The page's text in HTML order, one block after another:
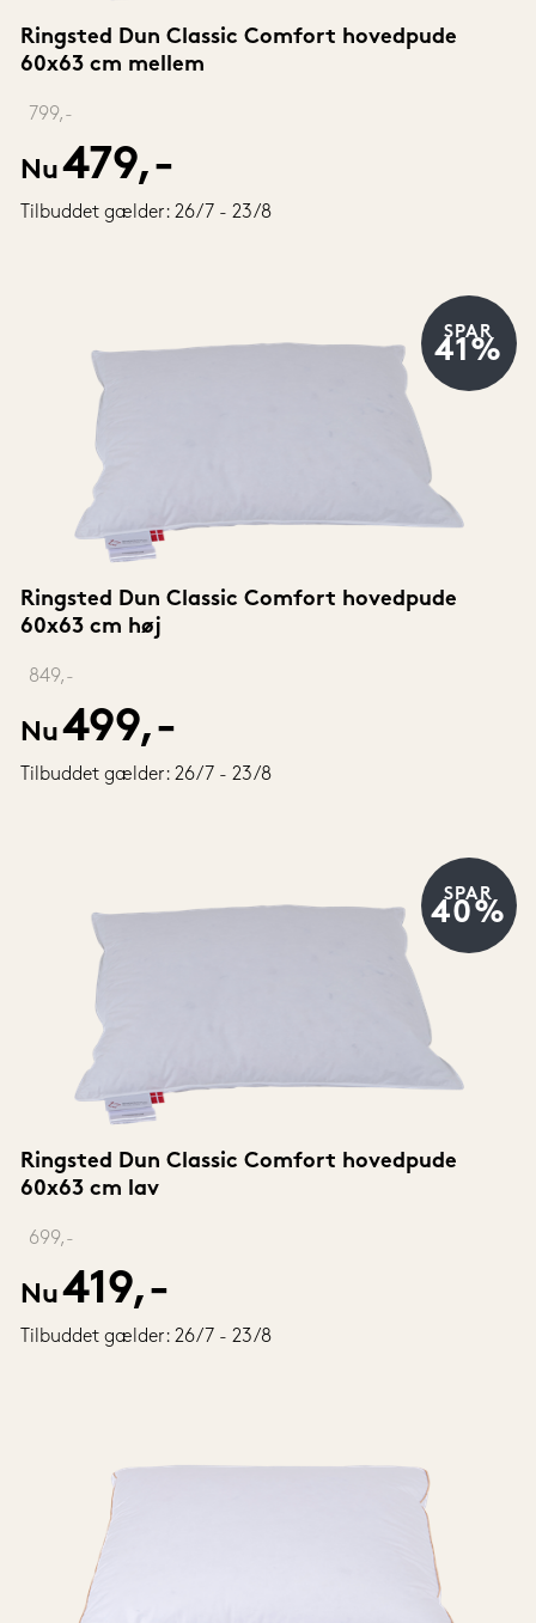
Ringsted Dun Classic Comfort hovedpude
60x63 cm mellem
799,-
Nu479,-
Tilbuddet gælder: 26/7 - 23/8
Ringsted Dun Classic Comfort hovedpude
60x63 cm høj
849,-
Nu499,-
Tilbuddet gælder: 26/7 - 23/8
SPAR
41%
Ringsted Dun Classic Comfort hovedpude
60x63 cm lav
699,-
Nu419,-
Tilbuddet gælder: 26/7 - 23/8
SPAR
40%